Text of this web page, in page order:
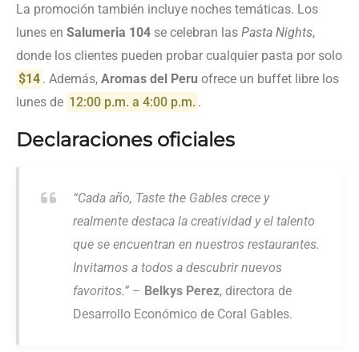
La promoción también incluye noches temáticas. Los
lunes en Salumeria 104 se celebran las Pasta Nights,
donde los clientes pueden probar cualquier pasta por solo
$14 . Además,Aromas del Peru ofrece un buffet libre los
lunes de 12:00 p.m. a 4:00 p.m. .
Declaraciones oficiales
“Cada año, Taste the Gables crece y
realmente destaca la creatividad y el talento
que se encuentran en nuestros restaurantes.
Invitamos a todos a descubrir nuevos
favoritos.” – Belkys Perez, directora de
Desarrollo Económico de Coral Gables.